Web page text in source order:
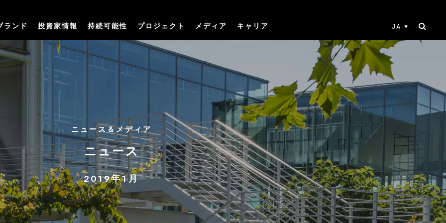
ランド 投資家情報 持続可能性 プロジェクト メディア キャリア JA
ニュース＆メディア
ニュース
2019年1月